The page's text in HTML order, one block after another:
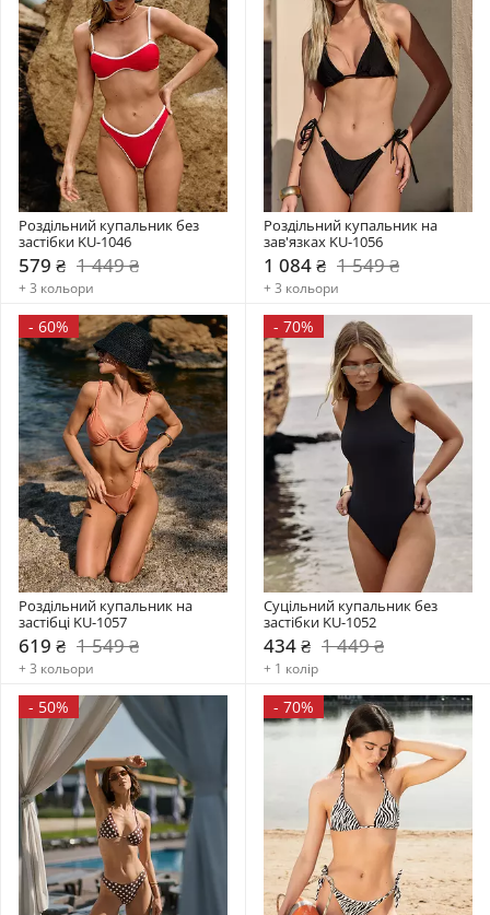
Роздільний купальник без
застібки KU-1046
579 ₴ 1 449 ₴
+ 3 кольори
Роздільний купальник на
зав'язках KU-1056
1 084 ₴ 1 549 ₴
+ 3 кольори
- 60%
Роздільний купальник на
застібці KU-1057
619 ₴ 1 549 ₴
+ 3 кольори
- 70%
Суцільний купальник без
застібки KU-1052
434 ₴ 1 449 ₴
+ 1 колір
- 50% - 70%